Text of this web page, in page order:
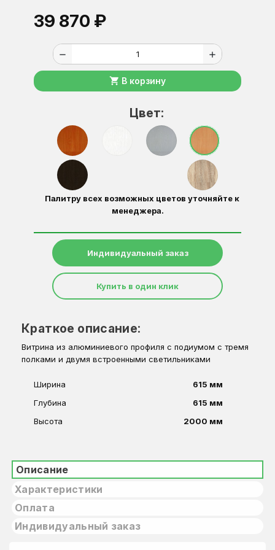
39 870 ₽
remove add
shopping_cart В корзину
Цвет:
Палитру всех возможных цветов уточняйте к
менеджера.
Индивидуальный заказ
Купить в один клик
Краткое описание:
Витрина из алюминиевого профиля с подиумом с тремя
полками и двумя встроенными светильниками
Ширина
615 мм
Глубина
615 мм
Высота
2000 мм
Описание
Характеристики
Оплата
Индивидуальный заказ